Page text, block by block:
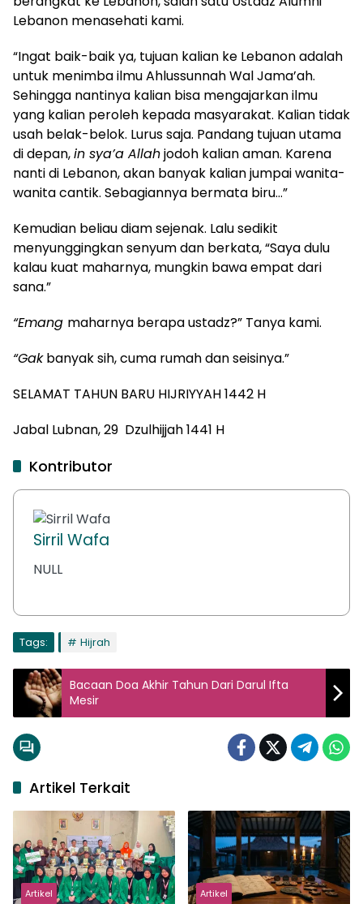
Lebanon menasehati kami.
“Ingat baik-baik ya, tujuan kalian ke Lebanon adalah
untuk menimba ilmu Ahlussunnah Wal Jama’ah.
Sehingga nantinya kalian bisa mengajarkan ilmu
yang kalian peroleh kepada masyarakat. Kalian tidak
usah belak-belok. Lurus saja. Pandang tujuan utama
di depan,in sya’a Allahjodoh kalian aman. Karena
nanti di Lebanon, akan banyak kalian jumpai wanita-
wanita cantik. Sebagiannya bermata biru…”
Kemudian beliau diam sejenak. Lalu sedikit
menyunggingkan senyum dan berkata, “Saya dulu
kalau kuat maharnya, mungkin bawa empat dari
sana.”
“Emang maharnya berapa ustadz?” Tanya kami.
“Gakbanyak sih, cuma rumah dan seisinya.”
SELAMAT TAHUN BARU HIJRIYYAH 1442 H
Jabal Lubnan, 29 Dzulhijjah 1441 H
Kontributor
Sirril Wafa
NULL
Tags: Hijrah
Bacaan Doa Akhir Tahun Dari Darul Ifta
Mesir
Artikel Terkait
Artikel Artikel